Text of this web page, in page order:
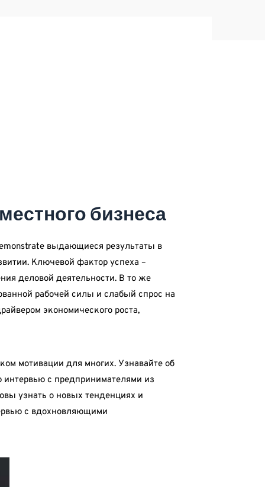
бизнеса
выдающиеся результаты в
Ключевой фактор успеха –
деловой деятельности. В то же
рабочей силы и слабый спрос на
экономического роста,
мотивации для многих. Узнавайте об
интервью с предпринимателями из
узнать о новых тенденциях и
с вдохновляющими